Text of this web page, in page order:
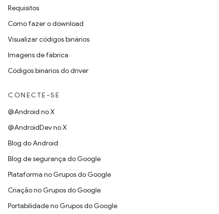
Requisitos
Como fazer o download
Visualizar códigos binários
Imagens de fábrica
Códigos binários do driver
CONECTE-SE
@Android no X
@AndroidDev no X
Blog do Android
Blog de segurança do Google
Plataforma no Grupos do Google
Criação no Grupos do Google
Portabilidade no Grupos do Google